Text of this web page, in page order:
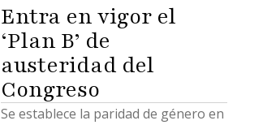
Entra en vigor el
‘Plan B’ de
austeridad del
Congreso
Se establece la paridad de género en